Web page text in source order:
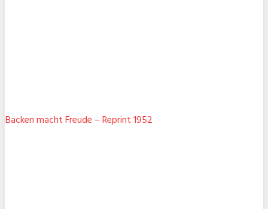
Backen macht Freude – Reprint 1952